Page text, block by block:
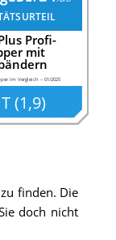
Profi-
mit
im Vergleich– 01/2025
(1,9)
finden. Die
doch nicht